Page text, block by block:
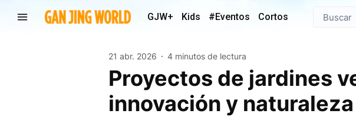
GJW+ Kids #Eventos Cortos
21 abr. 2026 4 minutos de lectura
Proyectos de jardines
innovación y